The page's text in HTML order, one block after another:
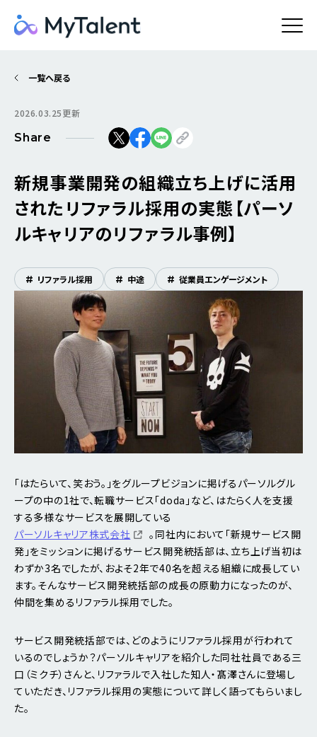
一覧へ戻る
2026.03.25更新
Share
新規事業開発の組織立ち上げに活用
されたリファラル採用の実態【パーソ
ルキャリアのリファラル事例】
# リファラル採用 # 中途 # 従業員エンゲージメント
「はたらいて、笑おう。」をグループビジョンに掲げるパーソルグル
ープの中の1社で、転職サービス「doda」など、はたらく人を支援
する多様なサービスを展開している
パーソルキャリア株式会社
。同社内において「新規サービス開
発」をミッションに掲げるサービス開発統括部は、立ち上げ当初は
わずか3名でしたが、およそ2年で40名を超える組織に成長してい
ます。そんなサービス開発統括部の成長の原動力になったのが、
仲間を集めるリファラル採用でした。
サービス開発統括部では、どのようにリファラル採用が行われて
いるのでしょうか？パーソルキャリアを紹介した同社社員である三
口（ミクチ）さんと、リファラルで入社した知人・髙澤さんに登場し
ていただき、リファラル採用の実態について詳しく語ってもらいまし
た。